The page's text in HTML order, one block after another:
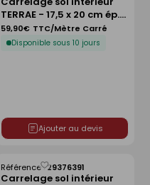
Ajouter au devis